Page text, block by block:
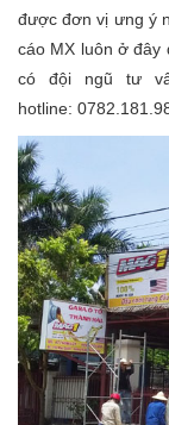
được đơn vị ưng ý
cáo MX luôn ở đây
có đội ngũ tư
hotline: